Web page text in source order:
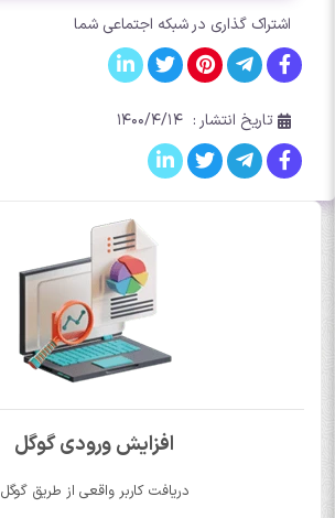
اشتراک گذاری در شبکه اجتماعی شما
تاریخ انتشار : ۱۴۰۰/۴/۱۴
افزایش ورودی گوگل
دریافت کاربر واقعی از طریق گوگل